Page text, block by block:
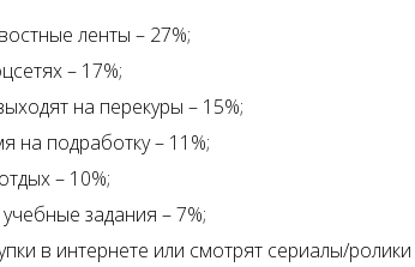
ленты – 27%;
– 17%;
на перекуры – 15%;
на подработку – 11%;
– 10%;
задания – 7%;
в интернете или смотрят сериалы/ролики